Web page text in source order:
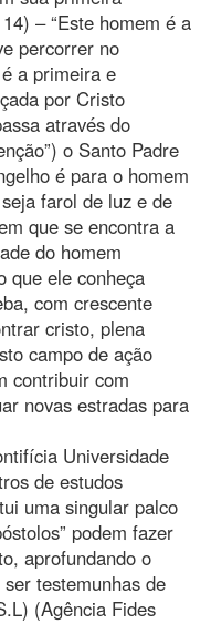
– “Este homem é a
percorrer no
a primeira e
por Cristo
através do
o Santo Padre
é para o homem
farol de luz e de
que se encontra a
do homem
que ele conheça
com crescente
cristo, plena
campo de ação
contribuir com
novas estradas para
Universidade
de estudos
uma singular palco
podem fazer
aprofundando o
testemunhas de
(Agência Fides